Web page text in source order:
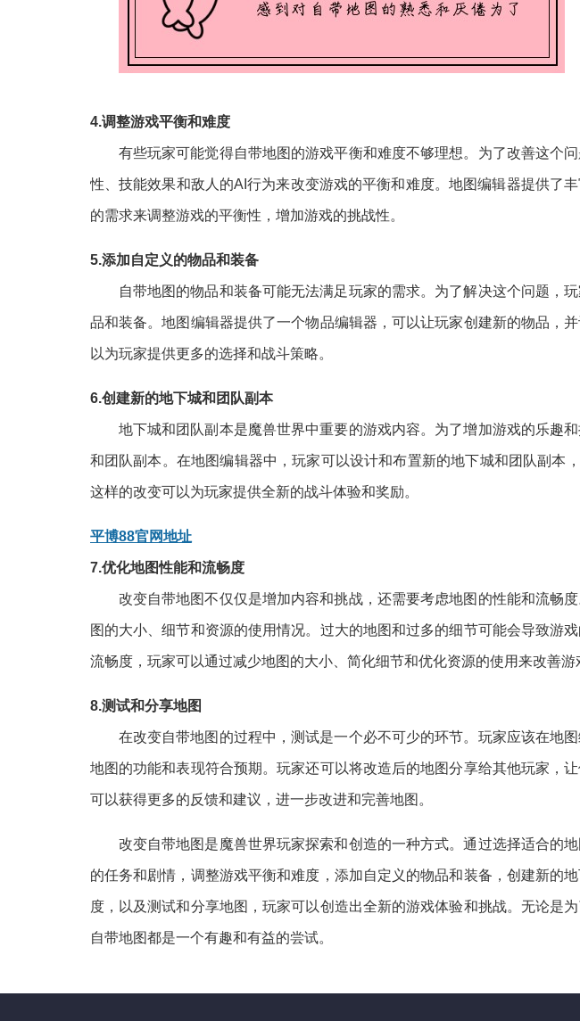
4.调整游戏平衡和难度
有些玩家可能觉得自带地图的游戏平衡和难度不够理想。为了改善这个
性、技能效果和敌人的AI行为来改变游戏的平衡和难度。地图编辑器提供了
的需求来调整游戏的平衡性，增加游戏的挑战性。
5.添加自定义的物品和装备
自带地图的物品和装备可能无法满足玩家的需求。为了解决这个问题，
品和装备。地图编辑器提供了一个物品编辑器，可以让玩家创建新的物品，
以为玩家提供更多的选择和战斗策略。
6.创建新的地下城和团队副本
地下城和团队副本是魔兽世界中重要的游戏内容。为了增加游戏的乐趣
和团队副本。在地图编辑器中，玩家可以设计和布置新的地下城和团队副本
这样的改变可以为玩家提供全新的战斗体验和奖励。
平博88官网地址
7.优化地图性能和流畅度
改变自带地图不仅仅是增加内容和挑战，还需要考虑地图的性能和流畅
图的大小、细节和资源的使用情况。过大的地图和过多的细节可能会导致游
流畅度，玩家可以通过减少地图的大小、简化细节和优化资源的使用来改善游
8.测试和分享地图
在改变自带地图的过程中，测试是一个必不可少的环节。玩家应该在地
地图的功能和表现符合预期。玩家还可以将改造后的地图分享给其他玩家，
可以获得更多的反馈和建议，进一步改进和完善地图。
改变自带地图是魔兽世界玩家探索和创造的一种方式。通过选择适合的
的任务和剧情，调整游戏平衡和难度，添加自定义的物品和装备，创建新的
度，以及测试和分享地图，玩家可以创造出全新的游戏体验和挑战。无论是
自带地图都是一个有趣和有益的尝试。